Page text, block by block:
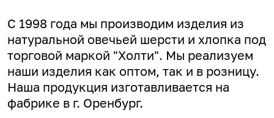
С 1998 года мы производим изделия из
натуральной овечьей шерсти и хлопка под
торговой маркой "Холти". Мы реализуем
наши изделия как оптом, так и в розницу.
Наша продукция изготавливается на
фабрике в г. Оренбург.